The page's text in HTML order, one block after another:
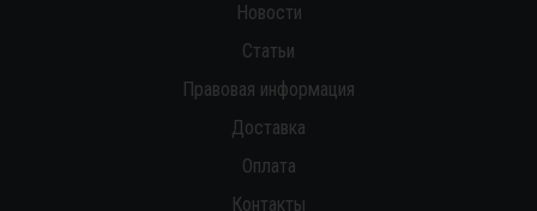
Новости
Статьи
Правовая информация
Доставка
Оплата
Контакты